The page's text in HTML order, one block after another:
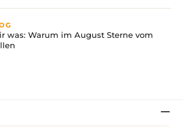
was: Warum im August Sterne vom